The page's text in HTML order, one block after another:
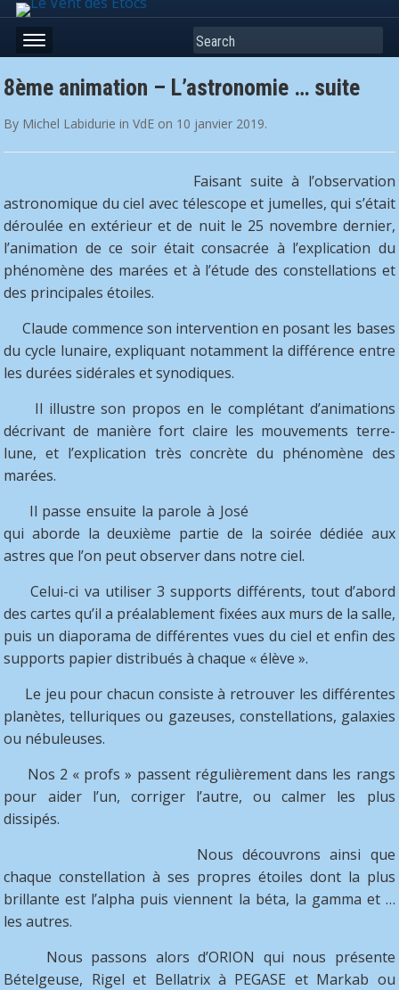
Search
8ème animation – L’astronomie … suite
By Michel Labidurie inVdE on 10 janvier 2019.
Faisant suite à l’observation
astronomique du ciel avec télescope et jumelles, qui s’était
déroulée en extérieur et de nuit le 25 novembre dernier,
l’animation de ce soir était consacrée à l’explication du
phénomène des marées et à l’étude des constellations et
des principales étoiles.
Claude commence son intervention en posant les bases
du cycle lunaire, expliquant notamment la différence entre
les durées sidérales et synodiques.
Il illustre son propos en le complétant d’animations
décrivant de manière fort claire les mouvements terre-
lune, et l’explication très concrète du phénomène des
marées.
Il passe ensuite la parole à José
qui aborde la deuxième partie de la soirée dédiée aux
astres que l’on peut observer dans notre ciel.
Celui-ci va utiliser 3 supports différents, tout d’abord
des cartes qu’il a préalablement fixées aux murs de la salle,
puis un diaporama de différentes vues du ciel et enfin des
supports papier distribués à chaque « élève ».
Le jeu pour chacun consiste à retrouver les différentes
planètes, telluriques ou gazeuses, constellations, galaxies
ou nébuleuses.
Nos 2 « profs » passent régulièrement dans les rangs
pour aider l’un, corriger l’autre, ou calmer les plus
dissipés.
Nous découvrons ainsi que
chaque constellation à ses propres étoiles dont la plus
brillante est l’alpha puis viennent la béta, la gamma et …
les autres.
Nous passons alors d’ORION qui nous présente
Bételgeuse, Rigel et Bellatrix à PEGASE et Markab ou